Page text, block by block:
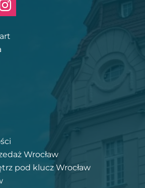
Wrocław
pod klucz Wrocław